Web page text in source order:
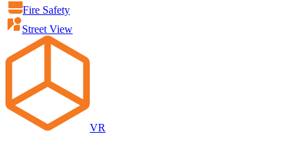
Fire Safety
Street View
VR